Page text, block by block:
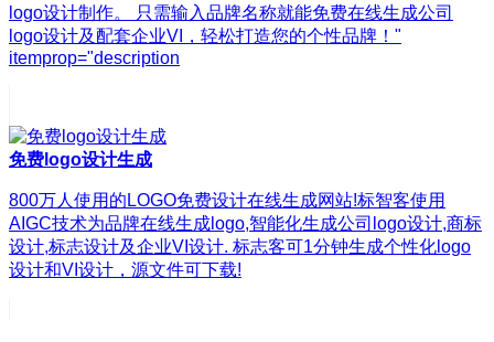
logo设计制作。 只需输入品牌名称就能免费在线生成公司
logo设计及配套企业VI，轻松打造您的个性品牌！"
itemprop="description
免费logo设计生成
800万人使用的LOGO免费设计在线生成网站!标智客使用
AIGC技术为品牌在线生成logo,智能化生成公司logo设计,商标
设计,标志设计及企业VI设计. 标志客可1分钟生成个性化logo
设计和VI设计，源文件可下载!